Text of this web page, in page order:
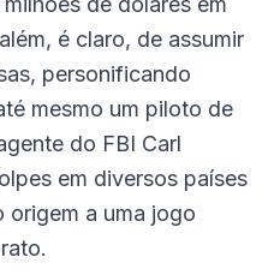
é claro, de assumir
personificando
mesmo um piloto de
do FBI Carl
em diversos países
origem a uma jogo